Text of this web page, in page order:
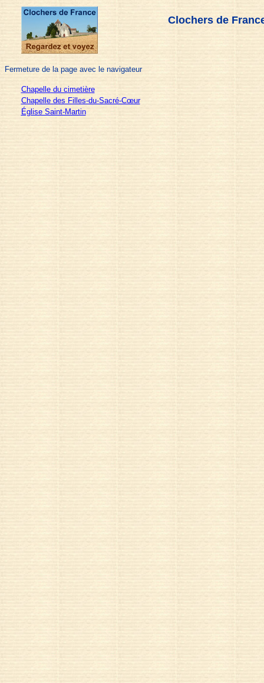
Clochers de
Fermeture de la page avec le navigateur
Chapelle du cimetière
Chapelle des Filles-du-Sacré-Cœur
Église Saint-Martin